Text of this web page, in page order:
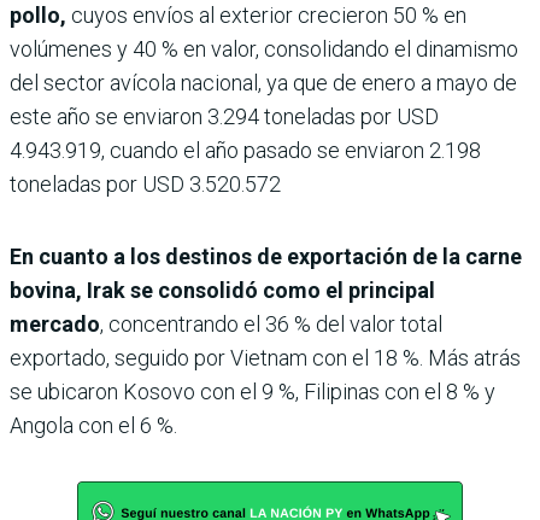
pollo, cuyos envíos al exterior crecieron 50 % en
volúmenes y 40 % en valor, consolidando el dinamismo
del sector avícola nacional, ya que de enero a mayo de
este año se enviaron 3.294 toneladas por USD
4.943.919, cuando el año pasado se enviaron 2.198
toneladas por USD 3.520.572
En cuanto a los destinos de exportación de la carne
bovina, Irak se consolidó como el principal
mercado, concentrando el 36 % del valor total
exportado, seguido por Vietnam con el 18 %. Más atrás
se ubicaron Kosovo con el 9 %, Filipinas con el 8 % y
Angola con el 6 %.